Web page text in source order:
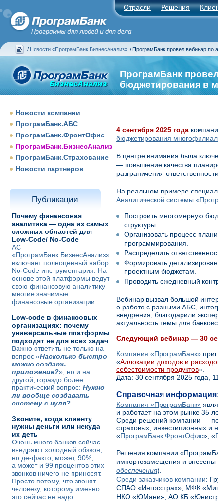
Отрасли Решения
/ Новости «ПрограмБанк.БизнесАнализ» / ПрограмБанк провел вебинар по
ПрограмБанк
бюджетирования в
Новости компании
ПрограмБанк.АБС
ПрограмБанк.ФронтОфис
ПрограмБанк.БизнесАнализ
ПрограмБанк.Страхование
Новости партнеров
Публикации
Почему финансовая
аналитика — одна из самых
сложных областей для
Low-Code/ No-Code
АС
«ПрограмБанк.БизнесАнализ»
включает полноценный набор
No-Code инструментария. На
основе этой платформы ведут
свою финансовую аналитику
многие значимые
финансовые организации.
Low-code в финансовых
организациях: почему
универсальные платформы
подходят не для всех задач
Важно ответить не только на
вопрос «Насколько быстро
можно создать
приложение?», но и на
другой, гораздо более
практический вопрос: Нужно
ли вообще создавать
систему с нуля?
Звоните, когда клиенту
нужны деньги или некуда
их деть
Очень много банков сейчас
внедряют холодный обзвон,
но де-факто, может, 90%,
а может и 99 процентов этих
звонков ничего не приносят.
Просто потому, что звонят
человеку, которому именно
это сейчас не надо.
4 сентября 2025 года
бюджетирования
В центре внимания была
— повышение качества
разграничения
На реальном примере
Аналитической системы
Построить многомерную
структуры.
Организовать процесс
программирования.
Распределить
Формировать
проектным бюджетам.
Проводить ежедневный
Вебинар вызвал большой
о работе с разными АБС,
внедрения, благодарили
актуальность темы для
Следующий вебинар — 30
Компания «ПрограмБанк»
«Аллокации доходов и
себестоимости продуктов».
Дата: 30 сентября 2025 года,
Справочная
Компания «ПрограмБанк»
и работает на этом рынке 35
Среди решений компании —
страховых, инвестиционных и
«ПрограмБанк.ФронтОфис», «
Решения компании
импортозамещения и
обеспечения).
Среди заказчиков компании:
СПАО «Ингосстрах», МФК
НКО «ЮМани», АО КБ